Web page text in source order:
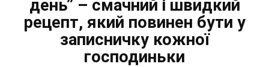
день” – смачний і швидкий
рецепт, який повинен бути у
записничку кожної
господиньки